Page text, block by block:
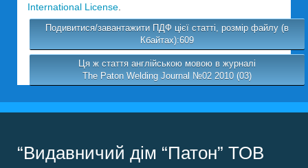
International License
Подивитися/завантажити ПДФ цієї статті, розмір файлу (в
Кбайтах):609
Ця ж стаття англійською мовою в журналі
The Paton Welding Journal №02 2010 (03)
“Видавничий дім “Патон” ТОВ